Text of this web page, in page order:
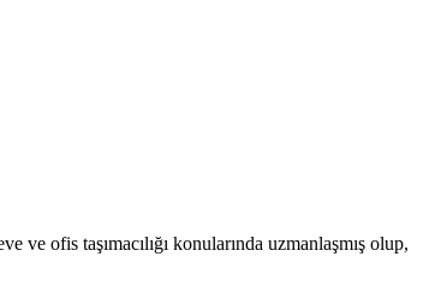
ofis taşımacılığı konularında uzmanlaşmış olup,